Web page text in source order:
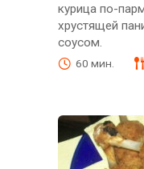
курица по-
хрустящей
соусом.
60 мин.